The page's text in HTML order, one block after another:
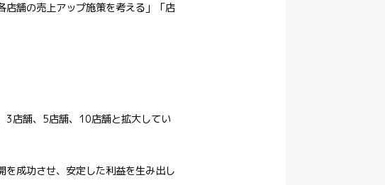
店舗の売上アップ施策を考える」「店
3店舗、5店舗、10店舗と拡大してい
成功させ、安定した利益を生み出し